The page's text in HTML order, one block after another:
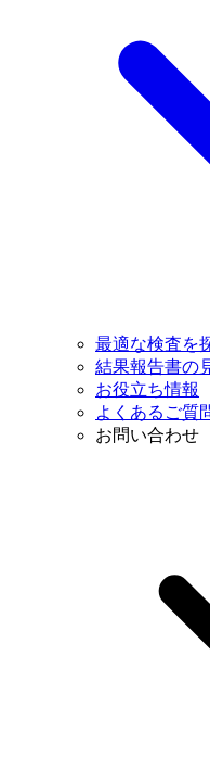
最適な検査を
結果報告書の
お役立ち情報
よくあるご質
お問い合わせ